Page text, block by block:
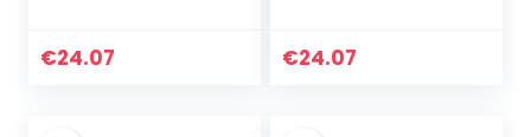
€24.07 €24.07